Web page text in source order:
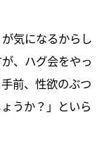
気になるからし
、ハグ会をやっ
前、性欲のぶつ
うか？」といら